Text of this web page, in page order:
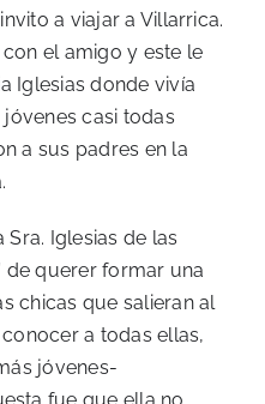
a viajar a Villarrica.
el amigo y este le
Iglesias donde vivía
jóvenes casi todas
a sus padres en la
Iglesias de las
de querer formar una
chicas que salieran al
a todas ellas,
jóvenes-